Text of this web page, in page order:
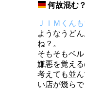
何故混む？
ＪＩＭくん
ようなうど
ね？。
そもそもベ
嫌悪を覚え
考えても並
い店が幾ら